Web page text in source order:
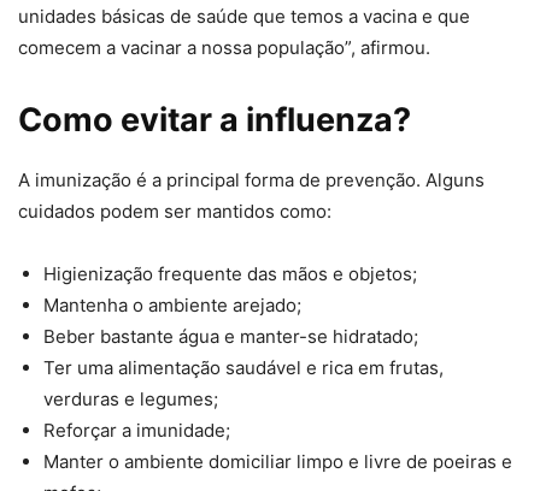
unidades básicas de saúde que temos a vacina e que
comecem a vacinar a nossa população”, afirmou.
Como evitar a influenza?
A imunização é a principal forma de prevenção. Alguns
cuidados podem ser mantidos como:
Higienização frequente das mãos e objetos;
Mantenha o ambiente arejado;
⁠Beber bastante água e manter-se hidratado;
Ter uma alimentação saudável e rica em frutas,
verduras e legumes;
Reforçar a imunidade;
Manter o ambiente domiciliar limpo e livre de poeiras e